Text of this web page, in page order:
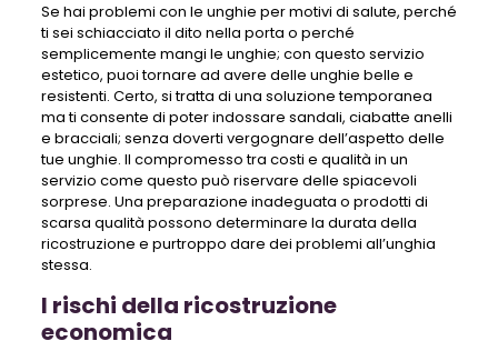
Se hai problemi con le unghie per motivi di salute, perché
ti sei schiacciato il dito nella porta o perché
semplicemente mangi le unghie; con questo servizio
estetico, puoi tornare ad avere delle unghie belle e
resistenti. Certo, si tratta di una soluzione temporanea
ma ti consente di poter indossare sandali, ciabatte anelli
e bracciali; senza doverti vergognare dell’aspetto delle
tue unghie. Il compromesso tra costi e qualità in un
servizio come questo può riservare delle spiacevoli
sorprese. Una preparazione inadeguata o prodotti di
scarsa qualità possono determinare la durata della
ricostruzione e purtroppo dare dei problemi all’unghia
stessa.
I rischi della ricostruzione
economica